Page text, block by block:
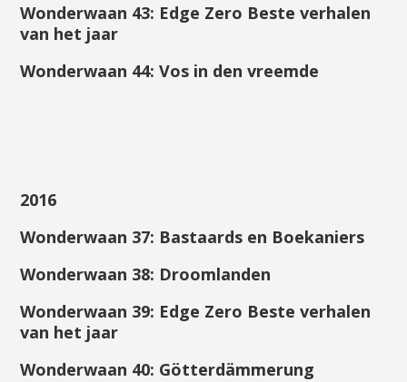
Wonderwaan 43: Edge Zero Beste verhalen
van het jaar
Wonderwaan 44:Vos in den vreemde
2016
Wonderwaan 37: Bastaards en Boekaniers
Wonderwaan 38: Droomlanden
Wonderwaan 39: Edge Zero Beste verhalen
van het jaar
Wonderwaan 40: Götterdämmerung